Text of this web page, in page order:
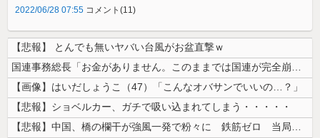
2022/06/28 07:55 コメント(11)
【悲報】 とんでも無いヤバい台風がお盆直撃ｗ
国連事務総長「お金がありません。このままでは国連が完全崩壊します。助け...
【画像】はいだしょうこ（47）「こんなオバサンでいいの…？」
【悲報】ショベルカー、ガチで吸い込まれてしまう・・・・・
【悲報】中国、橋の欄干が強風一発で粉々に 鉄筋ゼロ 当局「接着剤でくっ...